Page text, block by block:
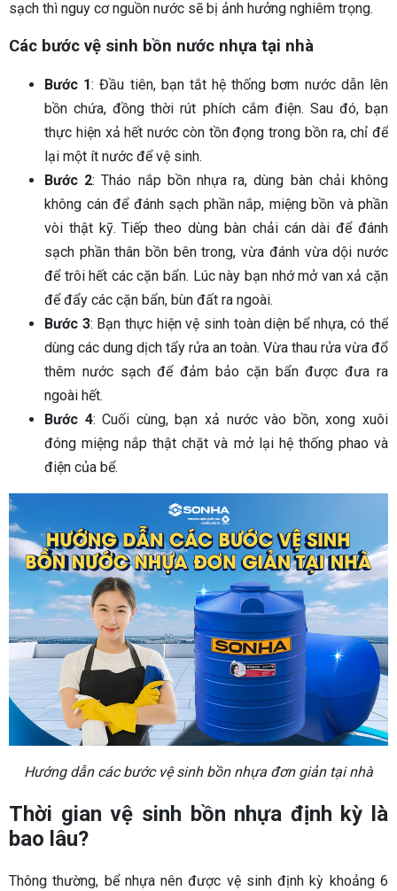
sạch thì nguy cơ nguồn nước sẽ bị ảnh hưởng nghiêm trọng.
Các bước vệ sinh bồn nước nhựa tại nhà
Bước 1: Đầu tiên, bạn tắt hệ thống bơm nước dẫn lên
bồn chứa, đồng thời rút phích cắm điện. Sau đó, bạn
thực hiện xả hết nước còn tồn đọng trong bồn ra, chỉ để
lại một ít nước để vệ sinh.
Bước 2: Tháo nắp bồn nhựa ra, dùng bàn chải không
không cán để đánh sạch phần nắp, miệng bồn và phần
vòi thật kỹ. Tiếp theo dùng bàn chải cán dài để đánh
sạch phần thân bồn bên trong, vừa đánh vừa dội nước
để trôi hết các cặn bẩn. Lúc này bạn nhớ mở van xả cặn
để đẩy các cặn bẩn, bùn đất ra ngoài.
Bước 3: Bạn thực hiện vệ sinh toàn diện bể nhựa, có thể
dùng các dung dịch tẩy rửa an toàn. Vừa thau rửa vừa đổ
thêm nước sạch để đảm bảo cặn bẩn được đưa ra
ngoài hết.
Bước 4: Cuối cùng, bạn xả nước vào bồn, xong xuôi
đóng miệng nắp thật chặt và mở lại hệ thống phao và
điện của bể.
Hướng dẫn các bước vệ sinh bồn nhựa đơn giản tại nhà
Thời gian vệ sinh bồn nhựa định kỳ là
bao lâu?
Thông thường, bể nhựa nên được vệ sinh định kỳ khoảng 6